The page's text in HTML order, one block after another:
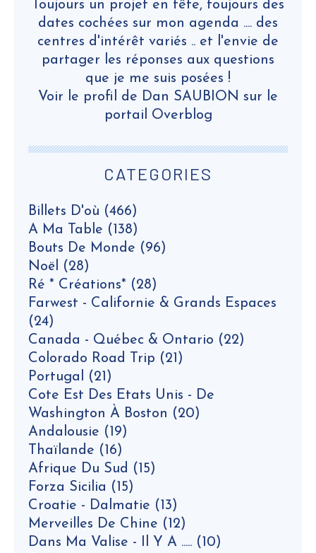
CATEGORIES
Billets D'où (466)
A Ma Table (138)
Bouts De Monde (96)
Noël (28)
Ré * Créations* (28)
Farwest - Californie & Grands Espaces
(24)
Canada - Québec & Ontario (22)
Colorado Road Trip (21)
Portugal (21)
Cote Est Des Etats Unis - De
Washington À Boston (20)
Andalousie (19)
Thaïlande (16)
Afrique Du Sud (15)
Forza Sicilia (15)
Croatie - Dalmatie (13)
Merveilles De Chine (12)
Dans Ma Valise - Il Y A ..... (10)
Toujours un projet en tête, toujours des
dates cochées sur mon agenda .... des
centres d'intérêt variés .. et l'envie de
partager les réponses aux questions
que je me suis posées !
Voir le profil de Dan SAUBION sur le
portail Overblog